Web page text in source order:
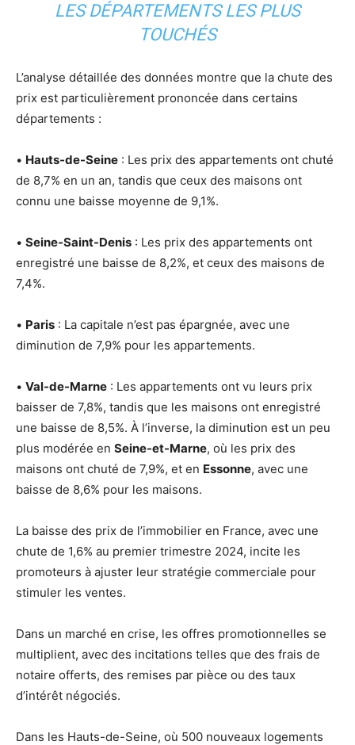
LES DÉPARTEMENTS LES PLUS
TOUCHÉS
L’analyse détaillée des données montre que la chute des
prix est particulièrement prononcée dans certains
départements :
• Hauts-de-Seine : Les prix des appartements ont chuté
de 8,7% en un an, tandis que ceux des maisons ont
connu une baisse moyenne de 9,1%.
• Seine-Saint-Denis : Les prix des appartements ont
enregistré une baisse de 8,2%, et ceux des maisons de
7,4%.
• Paris : La capitale n’est pas épargnée, avec une
diminution de 7,9% pour les appartements.
• Val-de-Marne : Les appartements ont vu leurs prix
baisser de 7,8%, tandis que les maisons ont enregistré
une baisse de 8,5%. À l’inverse, la diminution est un peu
plus modérée en Seine-et-Marne, où les prix des
maisons ont chuté de 7,9%, et en Essonne, avec une
baisse de 8,6% pour les maisons.
La baisse des prix de l’immobilier en France, avec une
chute de 1,6% au premier trimestre 2024, incite les
promoteurs à ajuster leur stratégie commerciale pour
stimuler les ventes.
Dans un marché en crise, les offres promotionnelles se
multiplient, avec des incitations telles que des frais de
notaire offerts, des remises par pièce ou des taux
d’intérêt négociés.
Dans les Hauts-de-Seine, où 500 nouveaux logements